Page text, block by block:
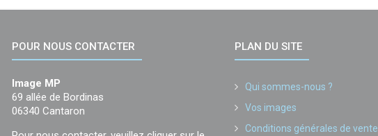
POUR NOUS CONTACTER
Image MP
69 allée de Bordinas
06340 Cantaron
PLAN DU SITE
Qui sommes-nous ?
Vos images
Conditions générales de vente